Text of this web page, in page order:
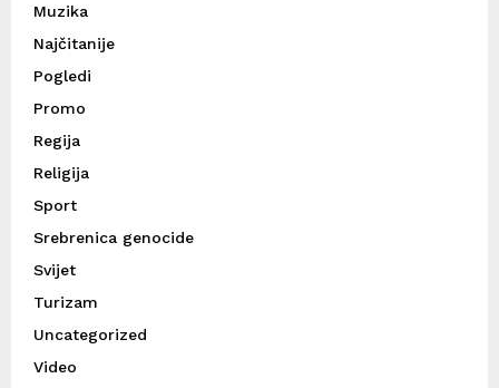
Muzika
Najčitanije
Pogledi
Promo
Regija
Religija
Sport
Srebrenica genocide
Svijet
Turizam
Uncategorized
Video